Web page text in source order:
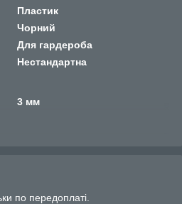
Пластик
Чорний
Для гардероба
Нестандартна
3 мм
по передоплаті.